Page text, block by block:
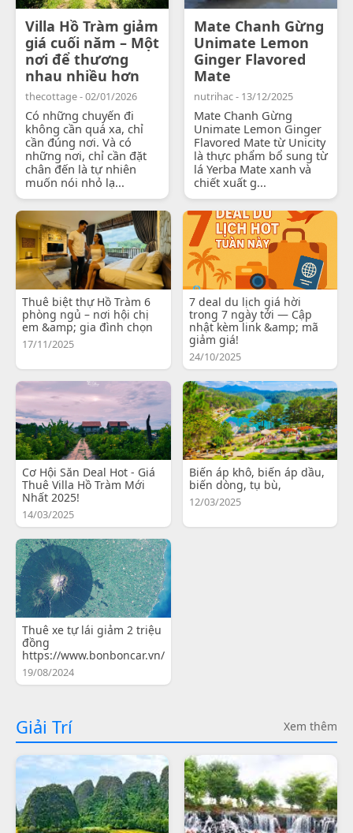
Villa Hồ Tràm giảm
giá cuối năm – Một
nơi để thương
nhau nhiều hơn
thecottage - 02/01/2026
Có những chuyến đi
không cần quá xa, chỉ
cần đúng nơi. Và có
những nơi, chỉ cần đặt
chân đến là tự nhiên
muốn nói nhỏ lạ...
Mate Chanh Gừng
Unimate Lemon
Ginger Flavored
Mate
nutrihac - 13/12/2025
Mate Chanh Gừng
Unimate Lemon Ginger
Flavored Mate từ Unicity
là thực phẩm bổ sung từ
lá Yerba Mate xanh và
chiết xuất g...
Thuê biệt thự Hồ Tràm 6
phòng ngủ – nơi hội chị
em &amp; gia đình chọn
17/11/2025
7 deal du lịch giá hời
trong 7 ngày tới — Cập
nhật kèm link &amp; mã
giảm giá!
24/10/2025
Cơ Hội Săn Deal Hot - Giá
Thuê Villa Hồ Tràm Mới
Nhất 2025!
14/03/2025
Biến áp khô, biến áp dầu,
biến dòng, tụ bù,
12/03/2025
Thuê xe tự lái giảm 2 triệu
đồng
https://www.bonboncar.vn/
19/08/2024
Giải Trí Xem thêm